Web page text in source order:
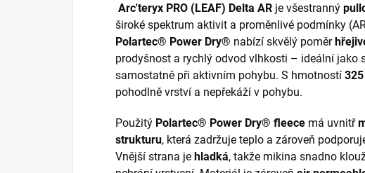
Arc'teryx PRO (LEAF) Delta AR je všestranný
široké spektrum aktivit a proměnlivé podmínky
Polartec® Power Dry® nabízí skvělý poměr
prodyšnost a rychlý odvod vlhkosti – ideální jako
samostatně při aktivním pohybu. S hmotností
pohodlně vrství a nepřekáží v pohybu.
Použitý Polartec® Power Dry® fleece má uvnitř
strukturu, která zadržuje teplo a zároveň
Vnější strana je hladká, takže mikina snadno